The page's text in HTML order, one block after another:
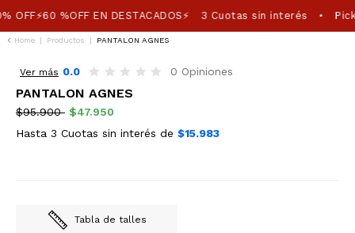
OFF⚡60 %OFF EN DESTACADOS⚡ 3 Cuotas sin interés •
Home | Productos | PANTALON AGNES
Ver más 0.0 0 Opiniones
PANTALON AGNES
$95.900 $47.950
Hasta 3 Cuotas sin interés de $15.983
Tabla de talles